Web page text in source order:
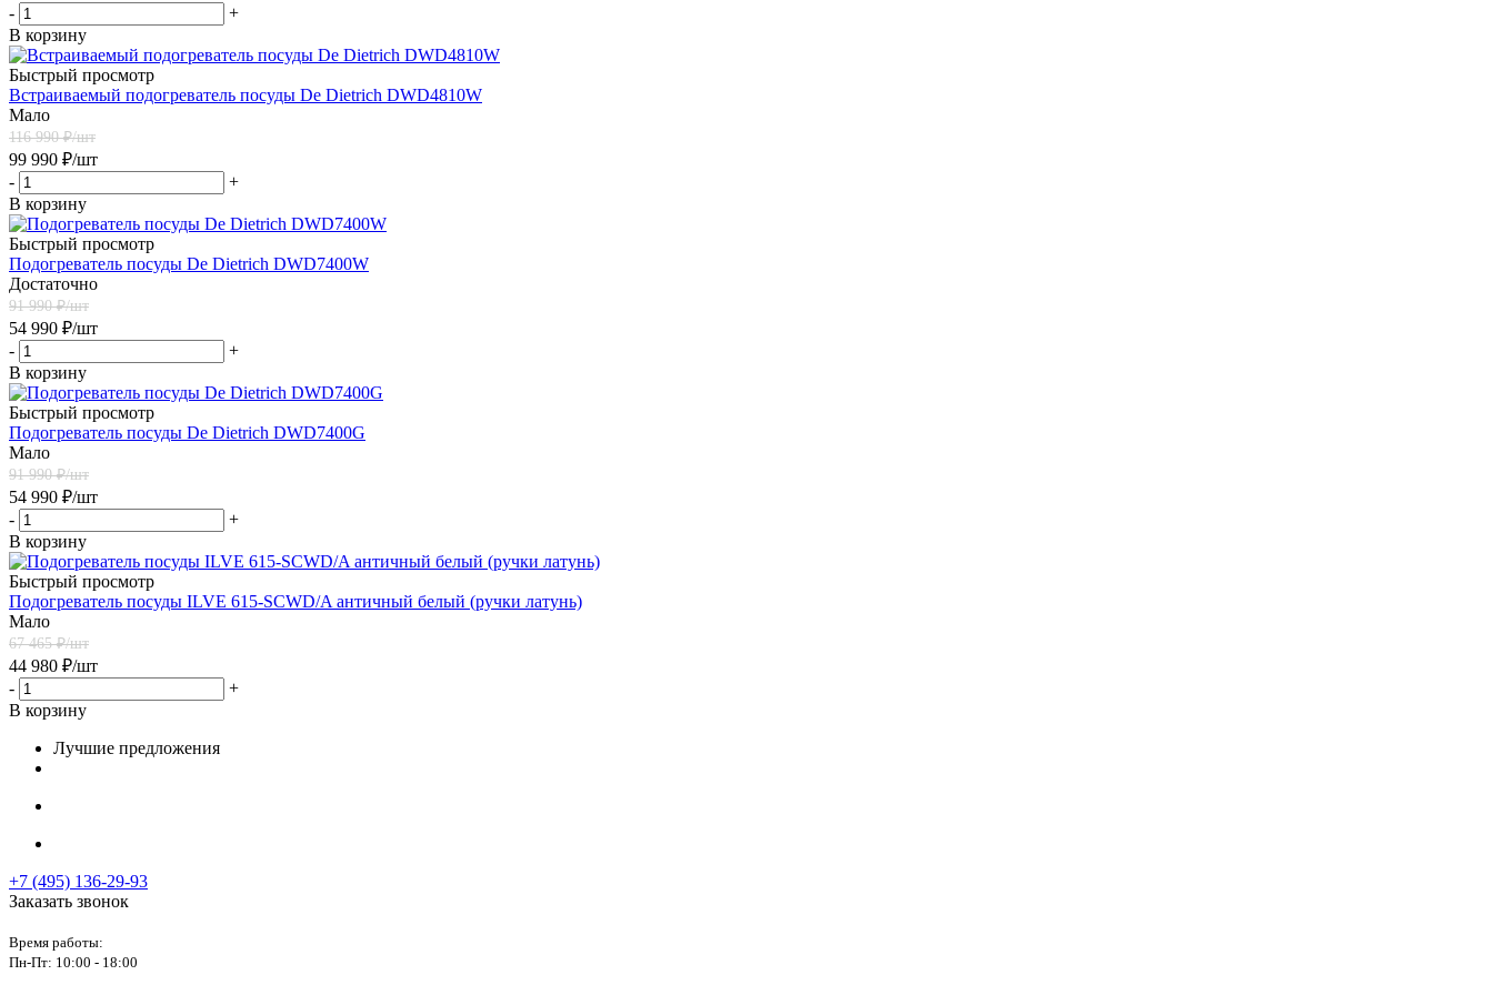
-
+
В корзину
Быстрый просмотр
Встраиваемый подогреватель посуды De Dietrich DWD4810W
Мало
116 990₽/шт
99 990 ₽/шт
-
+
В корзину
Быстрый просмотр
Подогреватель посуды De Dietrich DWD7400W
Достаточно
91 990₽/шт
54 990 ₽/шт
-
+
В корзину
Быстрый просмотр
Подогреватель посуды De Dietrich DWD7400G
Мало
91 990₽/шт
54 990 ₽/шт
-
+
В корзину
Быстрый просмотр
Подогреватель посуды ILVE 615-SCWD/A античный белый (ручки латунь)
Мало
67 465₽/шт
44 980 ₽/шт
-
+
В корзину
Лучшие предложения
+7 (495) 136-29-93
Заказать звонок
Время работы:
Пн-Пт: 10:00 - 18:00